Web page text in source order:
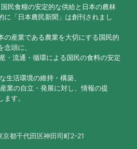
民食糧の安定的な供給と日本の農林
に「日本農民新聞」は創刊されまし
の産業である農業を大切にする国民的
頭に、
・流通・循環による国民の食料の安定
生活環境の維持・構築、
業の自立・発展に対し、情報の提
す。
都千代田区神田司町2-21